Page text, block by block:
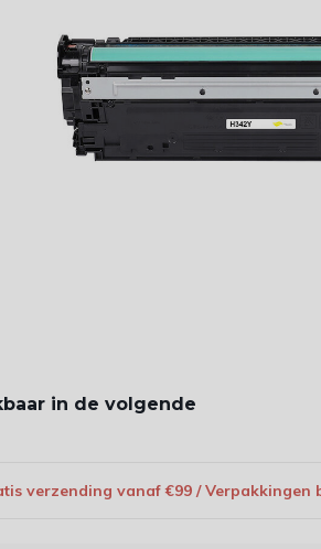
in de volgende
verzending vanaf €99 / Verpakkingen